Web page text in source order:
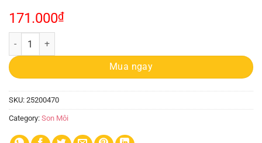
171.000₫
Son Kem Bóng Romand Juicy Lasting Tint 3.5g quantity
Mua ngay
SKU: 25200470
Category: Son Môi